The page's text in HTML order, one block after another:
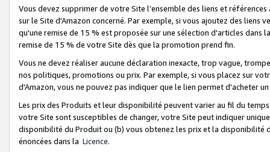
Vous devez supprimer de votre Site l’ensemble des liens et
sur le Site d'Amazon concerné. Par exemple, si vous ajoutez des
qu'une remise de 15 % est proposée sur une sélection d'articles
remise de 15 % de votre Site dès que la promotion prend fin.
Vous ne devez réaliser aucune déclaration inexacte, trop vague,
nos politiques, promotions ou prix. Par exemple, si vous placez sur
d'Amazon, vous ne pouvez pas indiquer que le lien permet d'acheter
Les prix des Produits et leur disponibilité peuvent varier au fil du
votre Site sont susceptibles de changer, votre Site peut indiquer
disponibilité du Produit ou (b) vous obtenez les prix et la disponibilité
énoncées dans la Licence.